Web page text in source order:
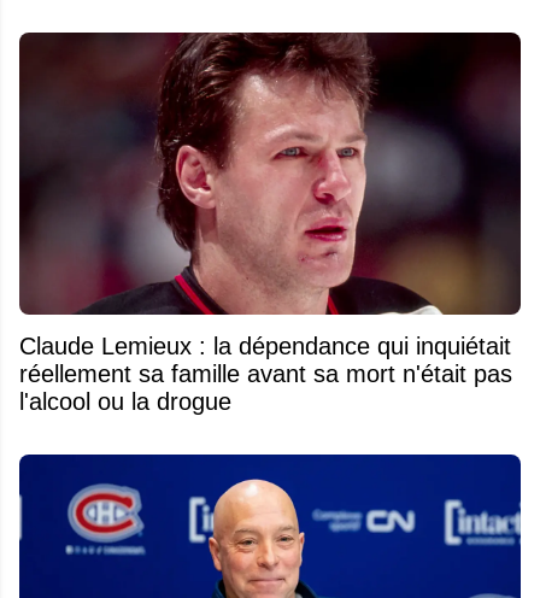
Claude Lemieux : la dépendance qui inquiétait
réellement sa famille avant sa mort n'était pas
l'alcool ou la drogue